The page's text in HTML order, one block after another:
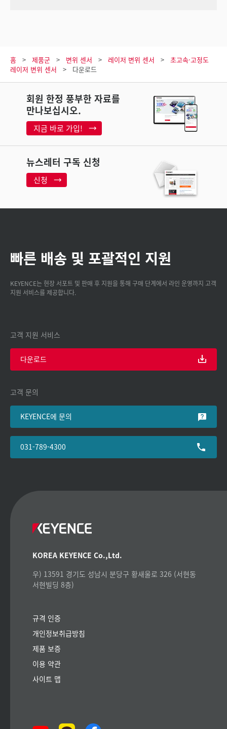
홈 제품군 변위 센서 레이저 변위 센서
초고속·고정도
레이저 변위 센서
다운로드
회원 한정 풍부한 자료를
만나보십시오.
지금 바로 가입!
뉴스레터 구독 신청
신청
빠른 배송 및 포괄적인 지원
KEYENCE는 현장 서포트 및 판매 후 지원을 통해 구매 단계에서 라인 운영까지 고객
지원 서비스를 제공합니다.
고객 지원 서비스
다운로드
고객 문의
KEYENCE에 문의
031-789-4300
KOREA KEYENCE Co.,Ltd.
우) 13591 경기도 성남시 분당구 황새울로 326 (서현동
서현빌딩 8층)
규격 인증
개인정보취급방침
제품 보증
이용 약관
사이트 맵